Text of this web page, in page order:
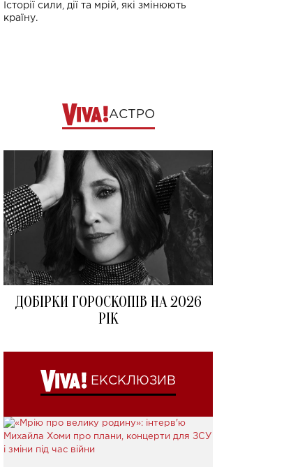
Історії сили, дії та мрій, які змінюють
країну.
АСТРО
ДОБІРКИ ГОРОСКОПІВ НА 2026
РІК
ЕКСКЛЮЗИВ